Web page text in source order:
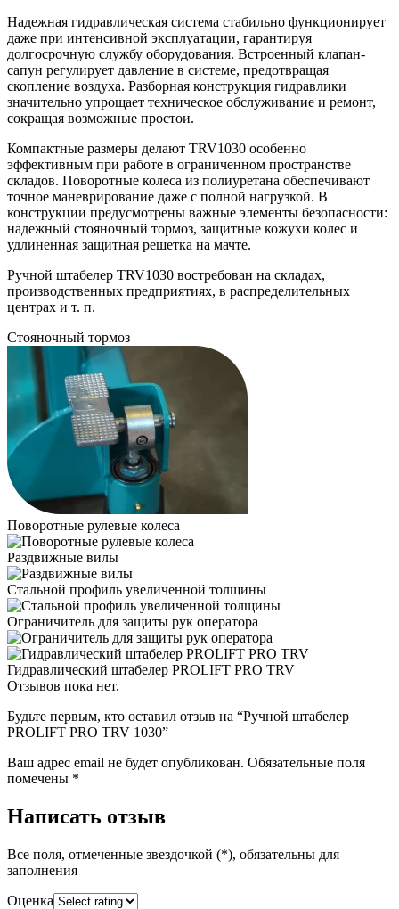
Надежная гидравлическая система стабильно функционирует
даже при интенсивной эксплуатации, гарантируя
долгосрочную службу оборудования. Встроенный клапан-
сапун регулирует давление в системе, предотвращая
скопление воздуха. Разборная конструкция гидравлики
значительно упрощает техническое обслуживание и ремонт,
сокращая возможные простои.
Компактные размеры делают TRV1030 особенно
эффективным при работе в ограниченном пространстве
складов. Поворотные колеса из полиуретана обеспечивают
точное маневрирование даже с полной нагрузкой. В
конструкции предусмотрены важные элементы безопасности:
надежный стояночный тормоз, защитные кожухи колес и
удлиненная защитная решетка на мачте.
Ручной штабелер TRV1030 востребован на складах,
производственных предприятиях, в распределительных
центрах и т. п.
Стояночный тормоз
Поворотные рулевые колеса
Раздвижные вилы
Стальной профиль увеличенной толщины
Ограничитель для защиты рук оператора
Гидравлический штабелер PROLIFT PRO TRV
Отзывов пока нет.
Будьте первым, кто оставил отзыв на “Ручной штабелер
PROLIFT PRO TRV 1030”
Ваш адрес email не будет опубликован. Обязательные поля
помечены *
Написать отзыв
Все поля, отмеченные звездочкой (*), обязательны для
заполнения
Оценка